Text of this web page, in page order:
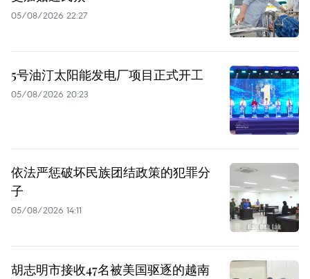
05/08/2026 22:27
5号油汀太阳能发电厂项目正式开工
05/08/2026 20:23
依法严惩破坏民族团结政策的犯罪分
子
05/08/2026 14:11
胡志明市接收47名被美国驱逐的越南